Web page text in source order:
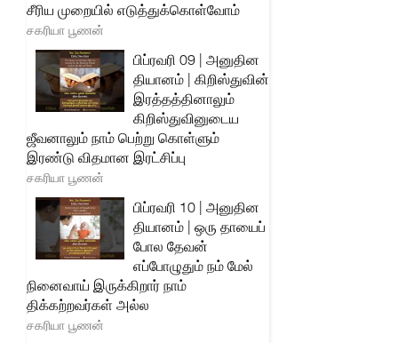
சீரிய முறையில் எடுத்துக்கொள்வோம்
சகரியா பூணன்
பிப்ரவரி 09 | அனுதின
தியானம் | கிறிஸ்துவின்
இரத்தத்தினாலும்
கிறிஸ்துவினுடைய
ஜீவனாலும் நாம் பெற்று கொள்ளும்
இரண்டு விதமான இரட்சிப்பு
சகரியா பூணன்
பிப்ரவரி 10 | அனுதின
தியானம் | ஒரு தாயைப்
போல தேவன்
எப்போழுதும் நம் மேல்
நினைவாய் இருக்கிறார் நாம்
திக்கற்றவர்கள் அல்ல
சகரியா பூணன்